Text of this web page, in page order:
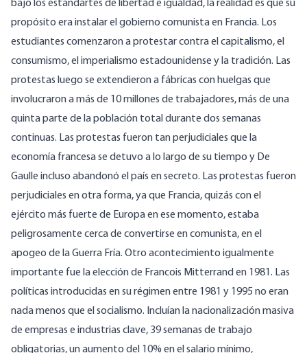
bajo los estandartes de libertad e igualdad, la realidad es que su
propósito era instalar el gobierno comunista en Francia. Los
estudiantes comenzaron a protestarcontra el capitalismo, el
consumismo, el imperialismo estadounidense y la tradición. Las
protestas luego se extendieron a fábricas con huelgas que
involucraron a más de 10 millones de trabajadores, más de una
quinta parte de la población total durante dos semanas
continuas. Las protestas fueron tan perjudiciales que la
economía francesa se detuvo a lo largo de su tiempo y De
Gaulle incluso abandonó el país en secreto. Las protestas fueron
perjudiciales en otra forma, ya que Francia, quizás con el
ejército más fuerte de Europa en ese momento, estaba
peligrosamente cerca de convertirse en comunista, en el
apogeo de la Guerra Fría. Otro acontecimiento igualmente
importante fue la elección de Francois Mitterrand en 1981. Las
políticas introducidas en su régimen entre 1981 y 1995 no eran
nada menos que el socialismo. Incluían la nacionalización masiva
de empresas e industrias clave, 39 semanas de trabajo
obligatorias, un aumento del 10% en el salario mínimo,